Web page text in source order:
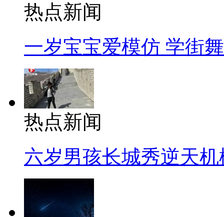
热点新闻
一岁宝宝爱模仿 学街
热点新闻
六岁男孩长城秀逆天机